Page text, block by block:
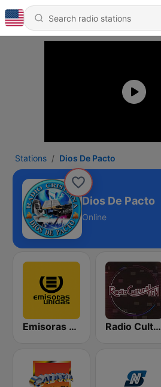
Stations Dios De Pacto
Dios De Pacto
Online
Emisoras Unidas Radio Cultural TGN